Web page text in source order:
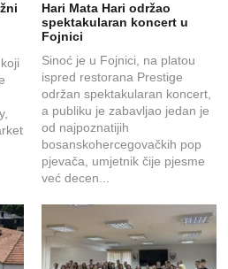
Hari Mata Hari održao
spektakularan koncert u
Fojnici
Sinoć je u Fojnici, na platou
ispred restorana Prestige
održan spektakularan koncert,
a publiku je zabavljao jedan je
od najpoznatijih
bosanskohercegovačkih pop
pjevača, umjetnik čije pjesme
već decen...